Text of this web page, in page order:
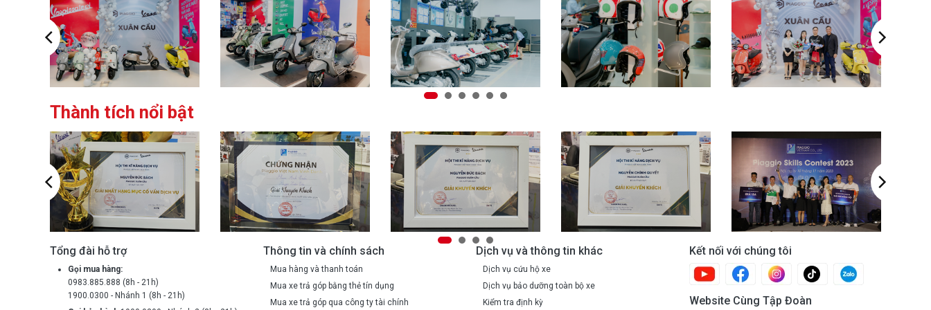
Thành tích nổi bật
Tổng đài hỗ trợ
Gọi mua hàng:
0983.885.888 (8h - 21h)
1900.0300 - Nhánh 1 (8h - 21h)
Thông tin và chính sách
Mua hàng và thanh toán
Mua xe trả góp bằng thẻ tín dụng
Mua xe trả góp qua công ty tài chính
Dịch vụ và thông tin khác
Dịch vụ cứu hộ xe
Dịch vụ bảo dưỡng toàn bộ xe
Kiểm tra định kỳ
Kết nối với chúng tôi
Website Cùng Tập Đoàn